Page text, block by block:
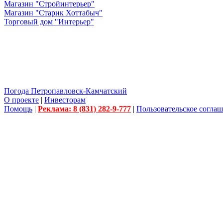
Магазин "Стройинтерьер"
Магазин "Старик Хоттабыч"
Торговый дом "Интерьер"
Погода Петропавловск-Камчатский
О проекте | Инвесторам
Помощь | Реклама: 8 (831) 282-9-777 | Пользовательское